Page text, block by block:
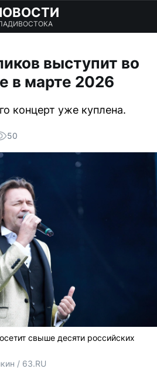
выступит во
в марте 2026
концерт уже куплена.
50
свыше десяти российских
/ 63.RU